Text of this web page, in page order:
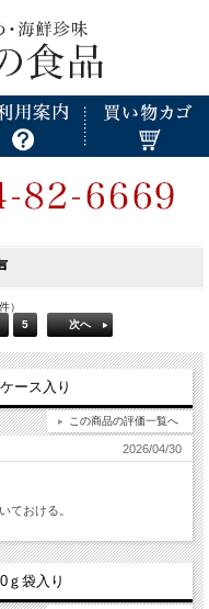
）
5 次へ
ース入り
この商品の評価一覧へ
2026/04/30
ておける。
袋入り